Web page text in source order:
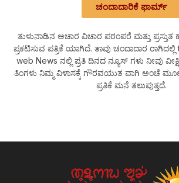
ಚಂದಾದಾರಿಕೆ ಫಾರ್ಮ್
ತುಳುನಾಡಿನ ಅಚಾರ ವಿಚಾರ ಪರಂಪರೆ ಮತ್ತು ಪ್ರಸ್ತುತ
ಪ್ರಕಟಿಸುವ ಪತ್ರಿಕೆ ಯಾಗಿದೆ. ತಾವು ಚಂದಾದಾರ
web News ನಲ್ಲಿ ಪ್ರತಿ ದಿನದ ನ್ಯೂಸ್ ಗಳು ನೀವು
ತಿಂಗಳು ನಿಮ್ಮ ವಿಳಾಸಕ್ಕೆ ಗೌರವಯುತ ವಾಗಿ ಅಂಚೆ
ಪ್ರತಿಕೆ ಮನೆ ತಲುಪುತ್ತದೆ.